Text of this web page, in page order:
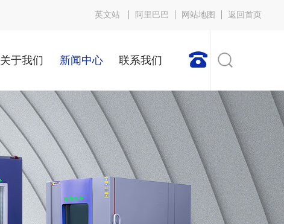
英文站 阿里巴巴 网站地图 返回首页

关于我们 新闻中心 联系我们